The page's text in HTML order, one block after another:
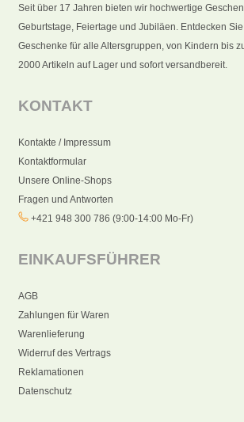
Seit über 17 Jahren bieten wir hochwertige
Geburtstage, Feiertage und Jubiläen. Entdecken
Geschenke für alle Altersgruppen, von Kindern bis
2000 Artikeln auf Lager und sofort versandbereit.
KONTAKT
Kontakte / Impressum
Kontaktformular
Unsere Online-Shops
Fragen und Antworten
+421 948 300 786 (9:00-14:00 Mo-Fr)
EINKAUFSFÜHRER
AGB
Zahlungen für Waren
Warenlieferung
Widerruf des Vertrags
Reklamationen
Datenschutz